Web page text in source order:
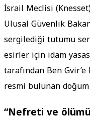
İsrail Meclisi
Ulusal Güvenlik
sergilediği tutumu
esirler için idam
tarafından Ben
resmi bulunan
“Nefreti ve